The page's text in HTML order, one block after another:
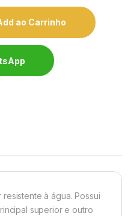
ao Carrinho
à água. Possui
superior e outro